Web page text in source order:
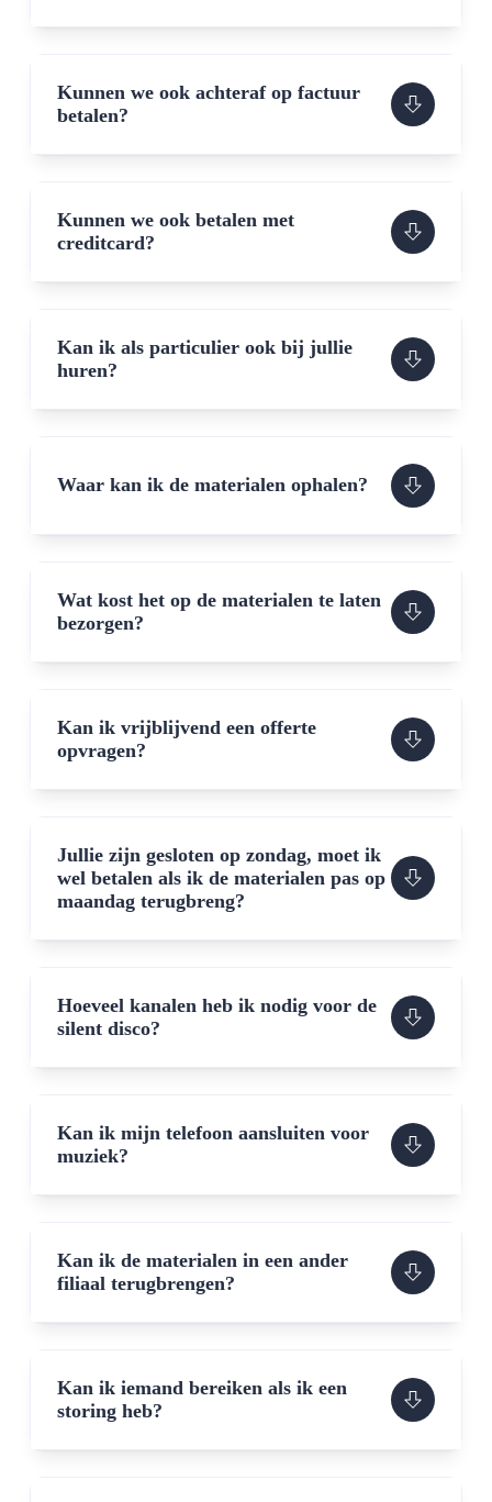
Kunnen we ook achteraf op factuur
betalen?
Kunnen we ook betalen met
creditcard?
Kan ik als particulier ook bij jullie
huren?
Waar kan ik de materialen ophalen?
Wat kost het op de materialen te laten
bezorgen?
Kan ik vrijblijvend een offerte
opvragen?
Jullie zijn gesloten op zondag, moet ik
wel betalen als ik de materialen pas op
maandag terugbreng?
Hoeveel kanalen heb ik nodig voor de
silent disco?
Kan ik mijn telefoon aansluiten voor
muziek?
Kan ik de materialen in een ander
filiaal terugbrengen?
Kan ik iemand bereiken als ik een
storing heb?